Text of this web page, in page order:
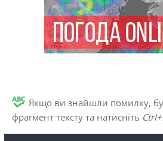
Якщо ви знайшли помилку,
фрагмент тексту та натисніть